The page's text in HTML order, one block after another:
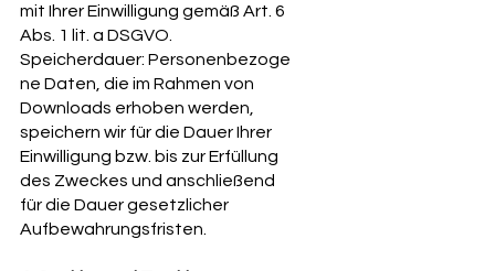
mit Ihrer Einwilligung gemäß Art. 6
Abs. 1 lit. a DSGVO.
Speicherdauer: Personenbezoge
ne Daten, die im Rahmen von
Downloads erhoben werden,
speichern wir für die Dauer Ihrer
Einwilligung bzw. bis zur Erfüllung
des Zweckes und anschließend
für die Dauer gesetzlicher
Aufbewahrungsfristen.